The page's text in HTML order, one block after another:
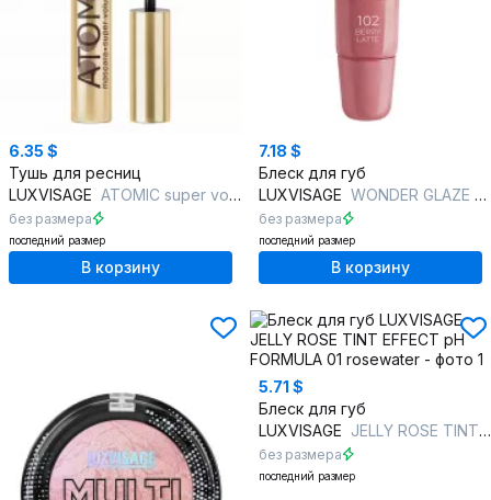
6.35 $
Тушь для ресниц
LUXVISAGE ATOMIC super volume effect BROWN
без размера
последний размер
В корзину
7.18 $
Блеск для губ
LUXVISAGE WONDER GLAZE volume & care 102 BERRY LATTE
без размера
последний размер
В корзину
5.71 $
Блеск для губ
LUXVISAGE JELLY ROSE TINT EFFECT pH FORMULA 01 rosewater
без размера
последний размер